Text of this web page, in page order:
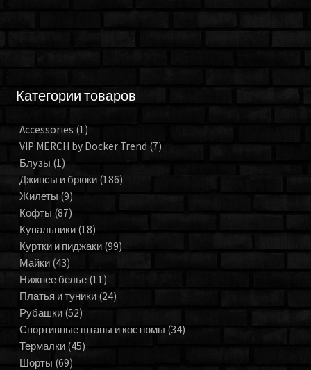
Категории товаров
Accessories (1)
VIP MERCH by Docker Trend (7)
Блузы (1)
Джинсы и брюки (186)
Жилеты (9)
Кофты (87)
Купальники (18)
Куртки и пиджаки (99)
Майки (43)
Нижнее белье (11)
Платья и туники (24)
Рубашки (52)
Спортивные штаны и костюмы (34)
Термалки (45)
Шорты (69)